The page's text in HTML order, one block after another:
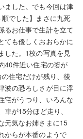
ました。でも今回は津
でした】まさに九死
るお仕事で生計を立て
ても優しくおおらかに
した。1枚の写真を見
40件近い住宅の姿が
住宅だけが残り、後
波の恐ろしさが目に浮
宅がうつり、いろんな
が15分ほど走り、
元気なお姉さまに15
からが本番のようで